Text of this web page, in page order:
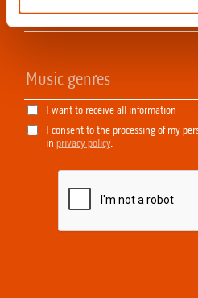
I want to receive all information
I consent to the processing of my
in privacy policy.